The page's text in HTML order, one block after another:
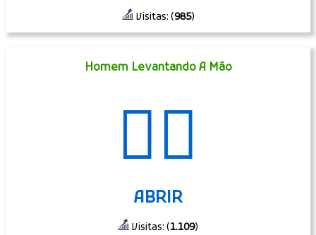
Visitas: (985)
Homem Levantando A Mão
🙋‍♂️
ABRIR
Visitas: (1.109)